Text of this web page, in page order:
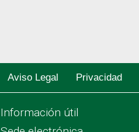
Aviso Legal Privacidad
Información útil